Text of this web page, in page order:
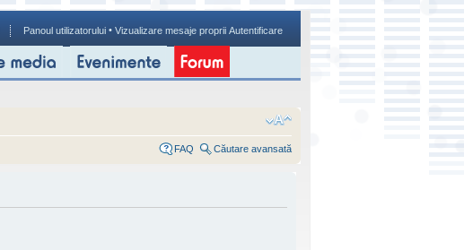
Panoul utilizatorului • Vizualizare mesaje proprii Autentificare
FAQ Căutare avansată